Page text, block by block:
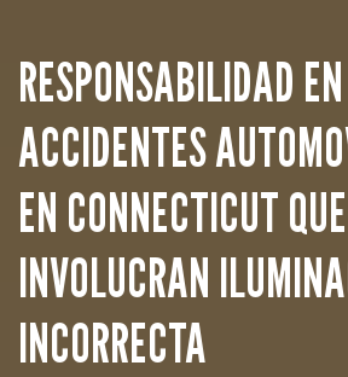
RESPONSABILIDAD EN
ACCIDENTES
EN CONNECTICUT QUE
INVOLUCRAN
INCORRECTA